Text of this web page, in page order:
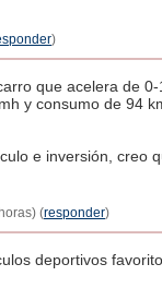
)
que acelera de
y consumo de 94
e inversión, creo
(responder)
deportivos